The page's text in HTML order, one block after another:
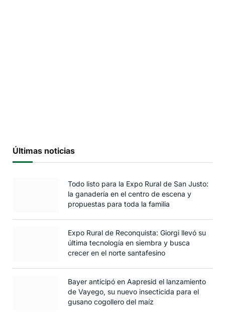
Últimas noticias
Todo listo para la Expo Rural de San Justo:
la ganadería en el centro de escena y
propuestas para toda la familia
Expo Rural de Reconquista: Giorgi llevó su
última tecnología en siembra y busca
crecer en el norte santafesino
Bayer anticipó en Aapresid el lanzamiento
de Vayego, su nuevo insecticida para el
gusano cogollero del maíz